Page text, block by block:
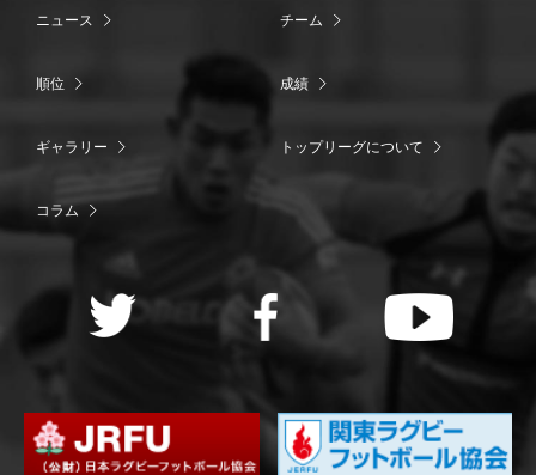
ニュース チーム
順位 成績
ギャラリー トップリーグについて
コラム